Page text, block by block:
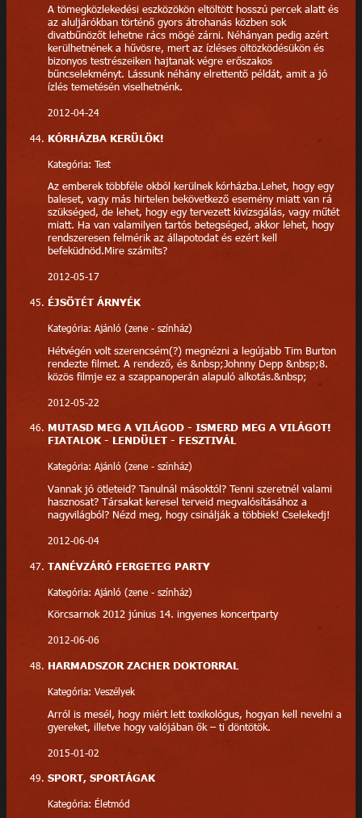
A tömegközlekedési eszközökön eltöltött hosszú percek alatt és
az aluljárókban történő gyors átrohanás közben sok
divatbűnözőt lehetne rács mögé zárni. Néhányan pedig azért
kerülhetnének a hűvösre, mert az ízléses öltözködésükön és
bizonyos testrészeiken hajtanak végre erőszakos
bűncselekményt. Lássunk néhány elrettentő példát, amit a jó
ízlés temetésén viselhetnénk.
2012-04-24
KÓRHÁZBA KERÜLÖK!
Kategória: Test
Az emberek többféle okból kerülnek kórházba.Lehet, hogy egy
baleset, vagy más hirtelen bekövetkező esemény miatt van rá
szükséged, de lehet, hogy egy tervezett kivizsgálás, vagy műtét
miatt. Ha van valamilyen tartós betegséged, akkor lehet, hogy
rendszeresen felmérik az állapotodat és ezért kell
befeküdnöd.Mire számíts?
2012-05-17
ÉJSÖTÉT ÁRNYÉK
Kategória: Ajánló (zene - színház)
Hétvégén volt szerencsém(?) megnézni a legújabb Tim Burton
rendezte filmet. A rendező, és &nbsp;Johnny Depp &nbsp;8.
közös filmje ez a szappanoperán alapuló alkotás.&nbsp;
2012-05-22
MUTASD MEG A VILÁGOD - ISMERD MEG A VILÁGOT!
FIATALOK - LENDÜLET - FESZTIVÁL
Kategória: Ajánló (zene - színház)
Vannak jó ötleteid? Tanulnál másoktól? Tenni szeretnél valami
hasznosat? Társakat keresel terveid megvalósításához a
nagyvilágból? Nézd meg, hogy csinálják a többiek! Cselekedj!
2012-06-04
TANÉVZÁRÓ FERGETEG PARTY
Kategória: Ajánló (zene - színház)
Körcsarnok 2012 június 14. ingyenes koncertparty
2012-06-06
HARMADSZOR ZACHER DOKTORRAL
Kategória: Veszélyek
Arról is mesél, hogy miért lett toxikológus, hogyan kell nevelni a
gyereket, illetve hogy valójában ők – ti döntötök.
2015-01-02
SPORT, SPORTÁGAK
Kategória: Életmód